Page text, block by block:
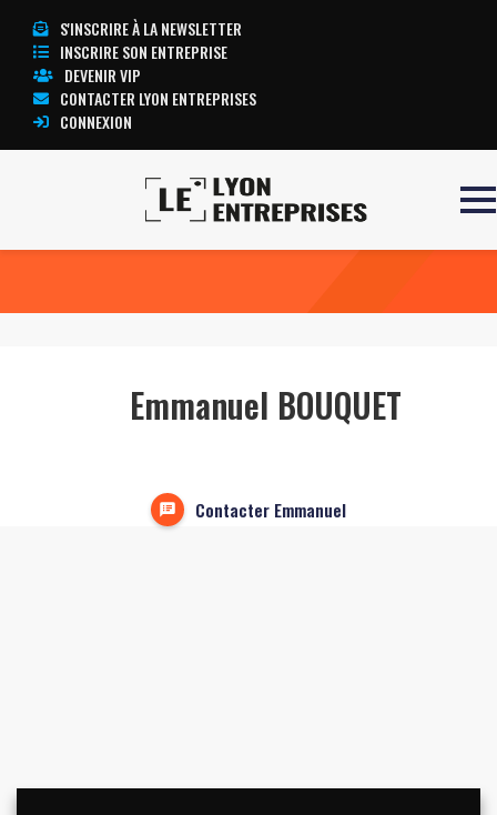
S'INSCRIRE À LA NEWSLETTER
INSCRIRE SON ENTREPRISE
DEVENIR VIP
CONTACTER LYON ENTREPRISES
CONNEXION
Emmanuel BOUQUET
Contacter Emmanuel